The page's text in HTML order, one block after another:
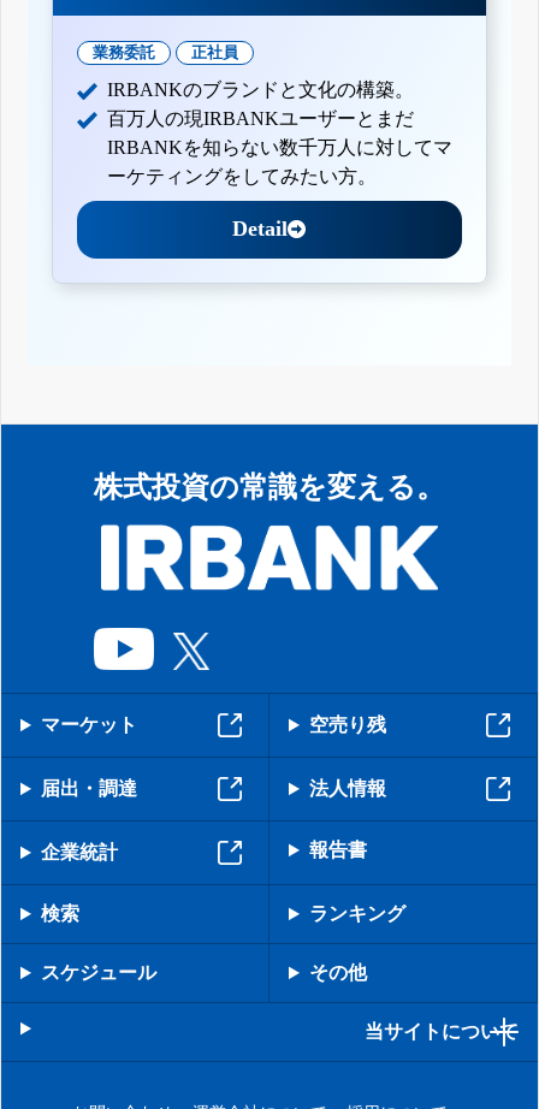
業務委託 正社員
IRBANKのブランドと文化の構築。
百万人の現IRBANKユーザーとまだ
IRBANKを知らない数千万人に対してマ
ーケティングをしてみたい方。
Detail
株式投資の常識を変える。
マーケット 空売り残
届出・調達 法人情報
企業統計 報告書
検索 ランキング
スケジュール その他
当サイトについて